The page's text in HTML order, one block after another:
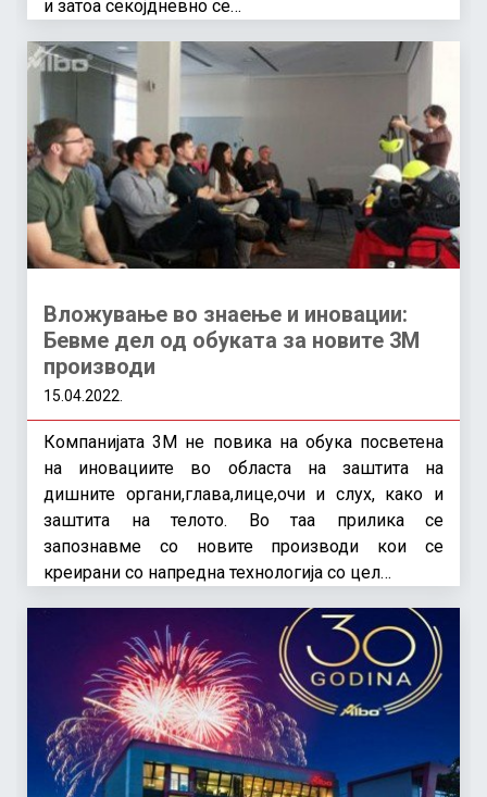
и затоа секојдневно се…
Вложување во знаење и иновации:
Бевме дел од обуката за новите 3М
производи
15.04.2022.
Компанијата 3М не повика на обука посветена
на иновациите во областа на заштита на
дишните органи,глава,лице,очи и слух, како и
заштита на телото. Во таа прилика се
запознавме со новите производи кои се
креирани со напредна технологија со цел…